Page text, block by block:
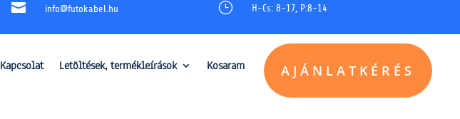
 info@futokabel.hu } H-Cs: 8-17, P:8-14
Kapcsolat Letöltések, termékleírások Kosaram AJÁNLATKÉRÉS